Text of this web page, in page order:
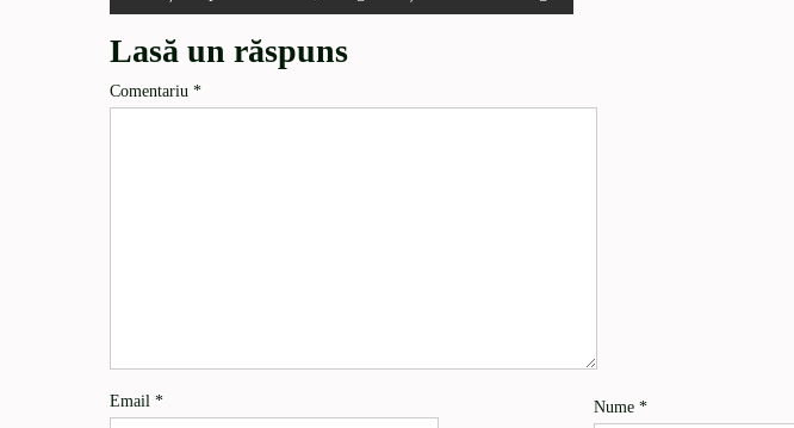
Lasă un răspuns
Comentariu *
Nume *
Email *